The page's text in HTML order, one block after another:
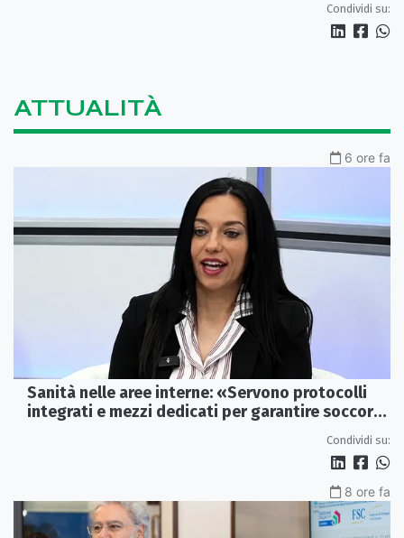
Condividi su:
ATTUALITÀ
6 ore fa
Sanità nelle aree interne: «Servono protocolli
integrati e mezzi dedicati per garantire soccorsi
Condividi su:
8 ore fa